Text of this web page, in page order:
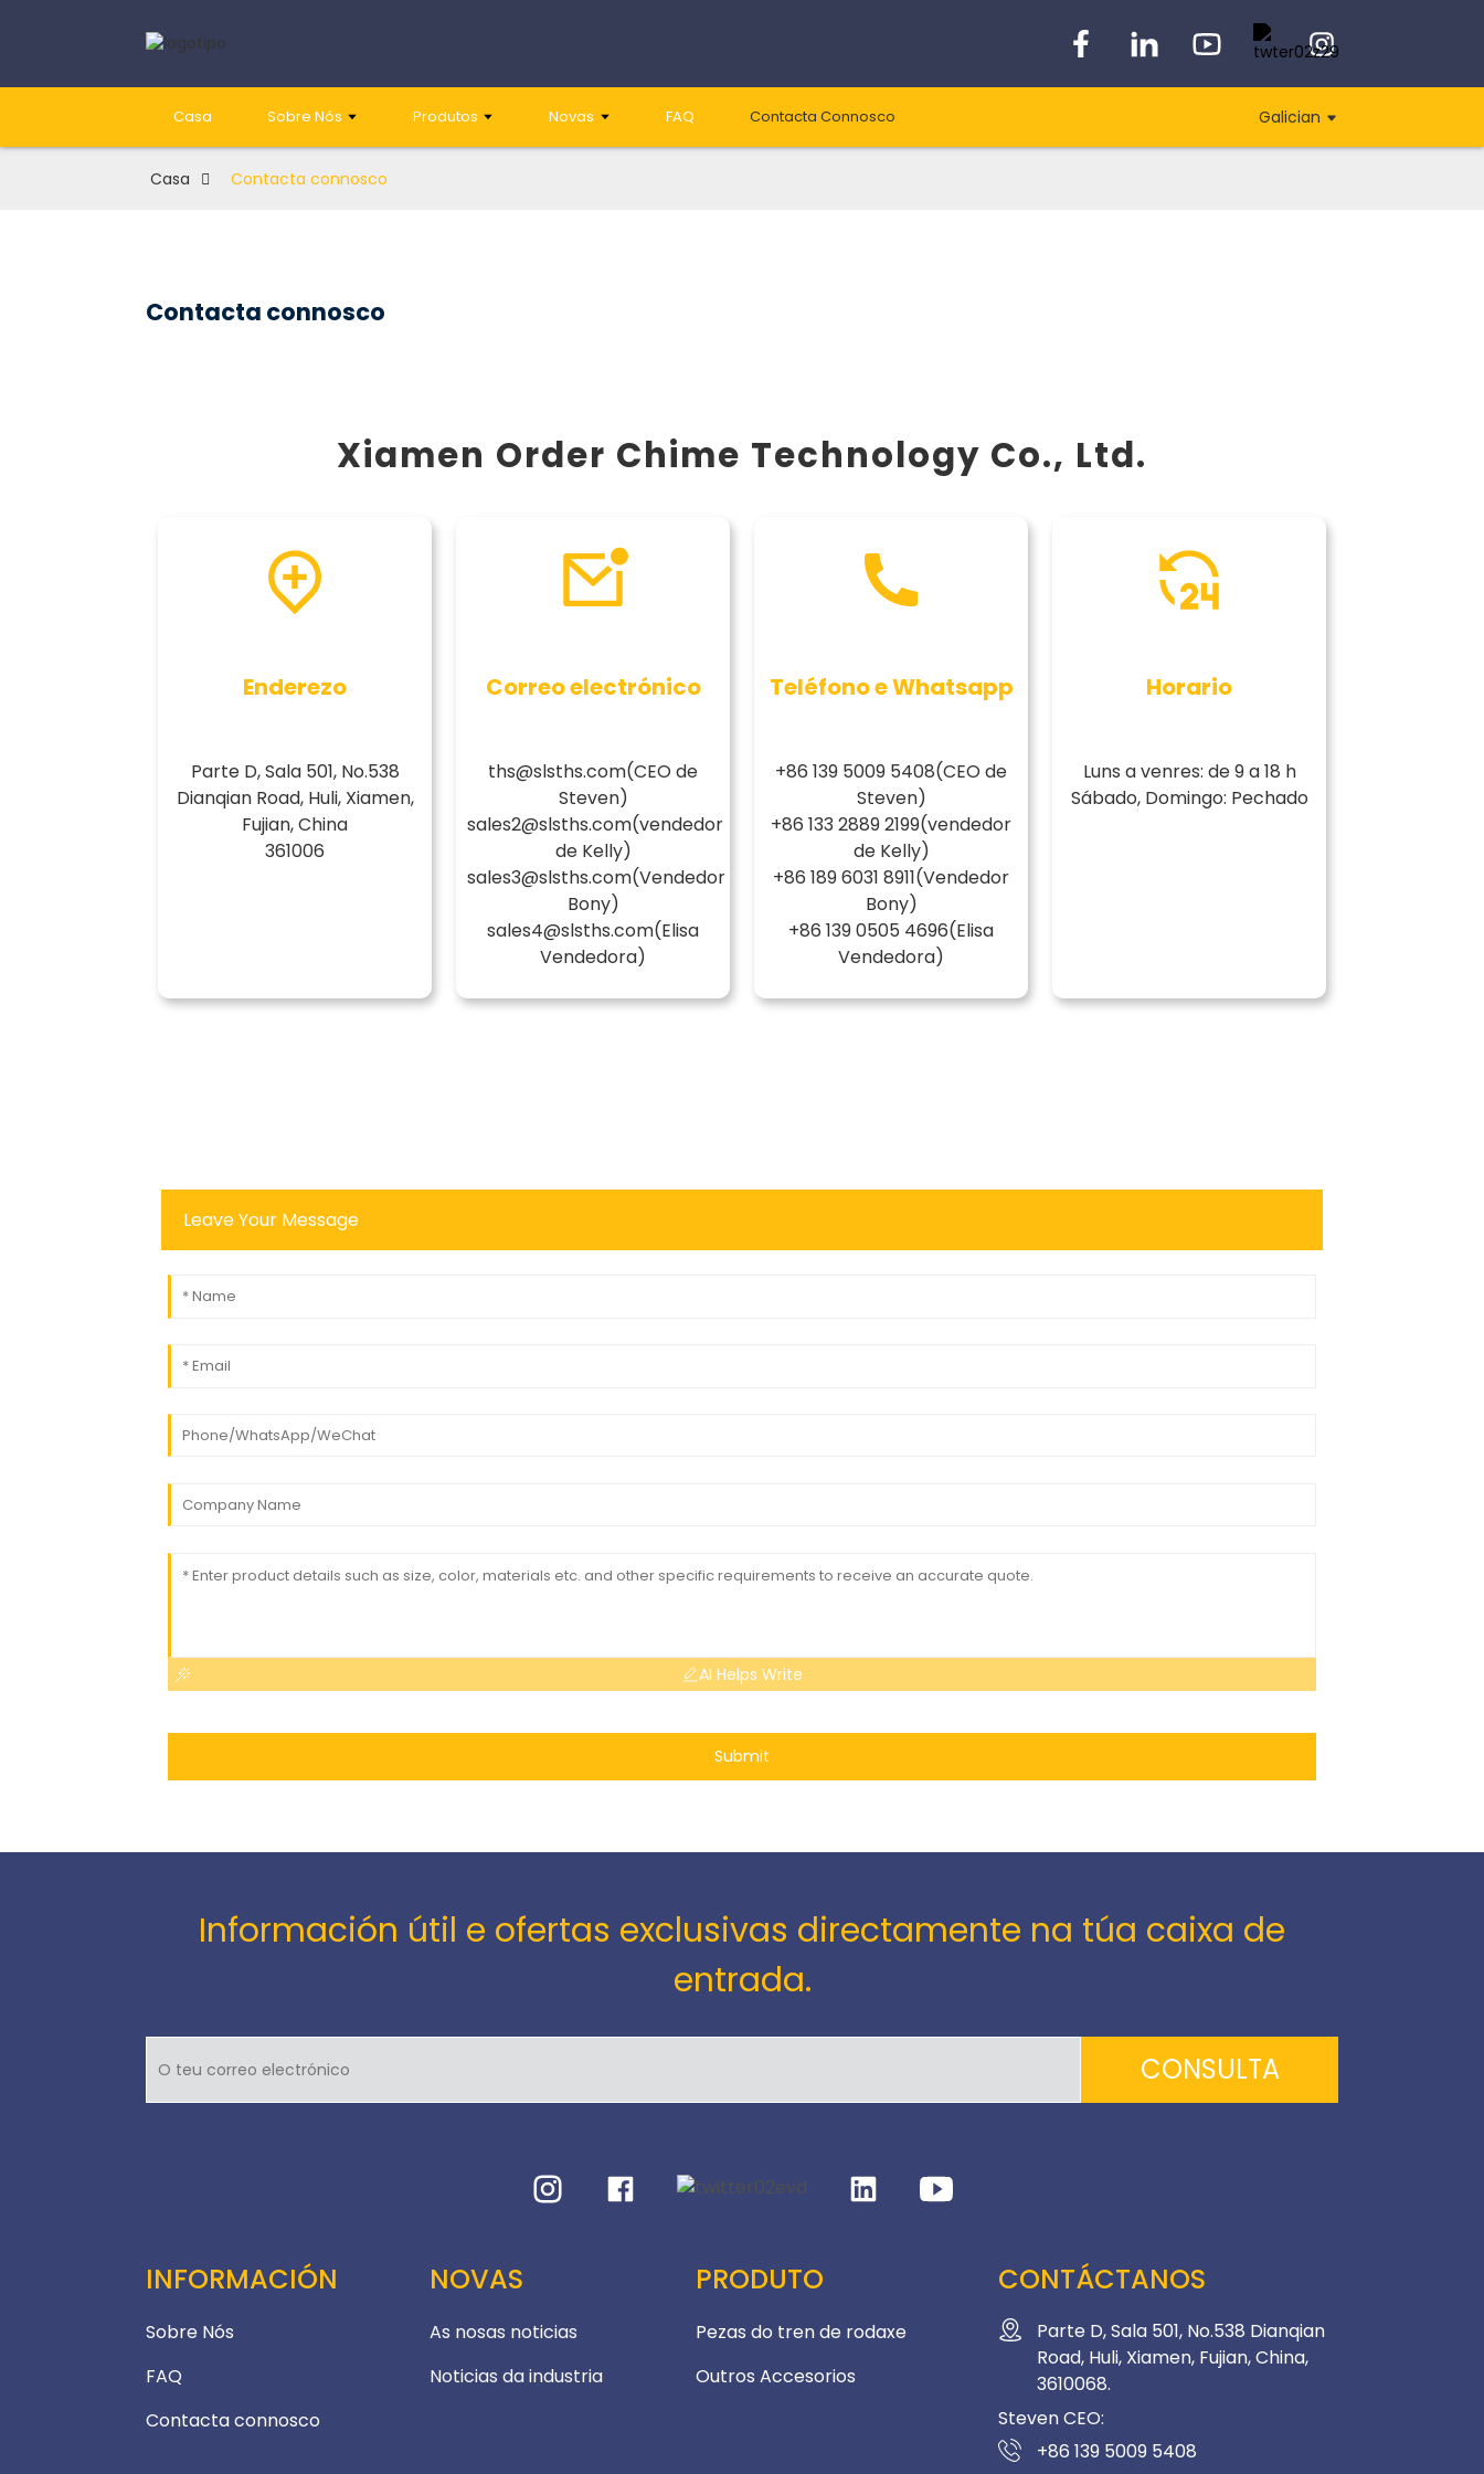
Casa Sobre Nós Produtos Novas FAQ Contacta Connosco Galician
Casa Contacta connosco
Contacta connosco
Xiamen Order Chime Technology Co., Ltd.
Enderezo
Parte D, Sala 501, No.538
Dianqian Road, Huli, Xiamen,
Fujian, China
361006
Correo electrónico
ths@slsths.com(CEO de
Steven)
sales2@slsths.com(vendedor
de Kelly)
sales3@slsths.com(Vendedor
Bony)
sales4@slsths.com(Elisa
Vendedora)
Teléfono e Whatsapp
+86 139 5009 5408(CEO de
Steven)
+86 133 2889 2199(vendedor
de Kelly)
+86 189 6031 8911(Vendedor
Bony)
+86 139 0505 4696(Elisa
Vendedora)
Horario
Luns a venres: de 9 a 18 h
Sábado, Domingo: Pechado
Leave Your Message
AI Helps Write
Submit
Información útil e ofertas exclusivas directamente na túa caixa de
entrada.
CONSULTA
INFORMACIÓN
Sobre Nós
FAQ
Contacta connosco
NOVAS
As nosas noticias
Noticias da industria
PRODUTO
Pezas do tren de rodaxe
Outros Accesorios
CONTÁCTANOS
Parte D, Sala 501, No.538 Dianqian
Road, Huli, Xiamen, Fujian, China,
3610068.
Steven CEO:
+86 139 5009 5408